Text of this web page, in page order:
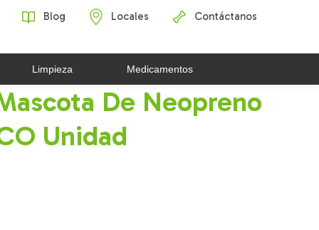
Blog Locales Contáctanos
Limpieza Medicamentos
De Neopreno
Unidad